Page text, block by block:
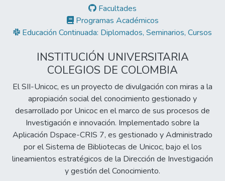
Facultades
Programas Académicos
Educación Continuada: Diplomados, Seminarios, Cursos
INSTITUCIÓN UNIVERSITARIA
COLEGIOS DE COLOMBIA
El SII-Unicoc, es un proyecto de divulgación con miras a la
apropiación social del conocimiento gestionado y
desarrollado por Unicoc en el marco de sus procesos de
Investigación e innovación. Implementado sobre la
Aplicación Dspace-CRIS 7, es gestionado y Administrado
por el Sistema de Bibliotecas de Unicoc, bajo el los
lineamientos estratégicos de la Dirección de Investigación
y gestión del Conocimiento.